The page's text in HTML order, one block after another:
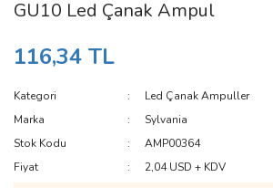
GU10 Led Çanak Ampul
116,34 TL
Kategori
Led Çanak Ampuller
Marka
Sylvania
Stok Kodu
AMP00364
Fiyat
2,04 USD + KDV